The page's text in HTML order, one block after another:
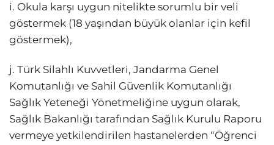
i. Okula karşı uygun nitelikte sorumlu bir veli
göstermek (18 yaşından büyük olanlar için kefil
göstermek),
j. Türk Silahlı Kuvvetleri, Jandarma Genel
Komutanlığı ve Sahil Güvenlik Komutanlığı
Sağlık Yeteneği Yönetmeliğine uygun olarak,
Sağlık Bakanlığı tarafından Sağlık Kurulu Raporu
vermeye yetkilendirilen hastanelerden “Öğrenci